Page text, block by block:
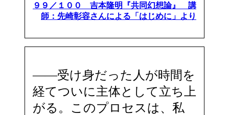
９９／１００ 吉本隆明『共同幻想論』 講
師：先崎彰容さんによる「はじめに」より
――受け身だった人が時間を
経てついに主体として立ち上
がる。このプロセスは、私